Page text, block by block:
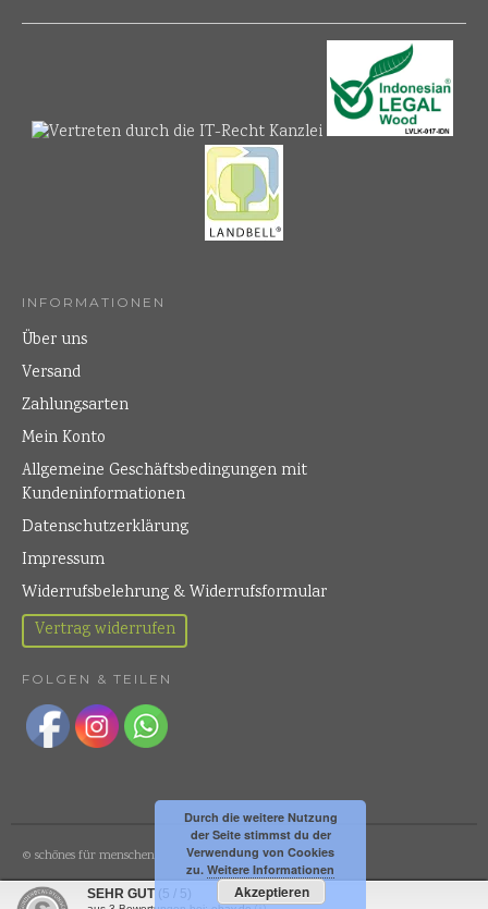
INFORMATIONEN
Über uns
Versand
Zahlungsarten
Mein Konto
Allgemeine Geschäftsbedingungen mit
Kundeninformationen
Datenschutzerklärung
Impressum
Widerrufsbelehrung & Widerrufsformular
Vertrag widerrufen
FOLGEN & TEILEN
© schönes für menschen
Durch die weitere Nutzung
der Seite stimmst du der
Verwendung von Cookies
zu. Weitere Informationen
Akzeptieren
SEHR GUT (5 / 5)